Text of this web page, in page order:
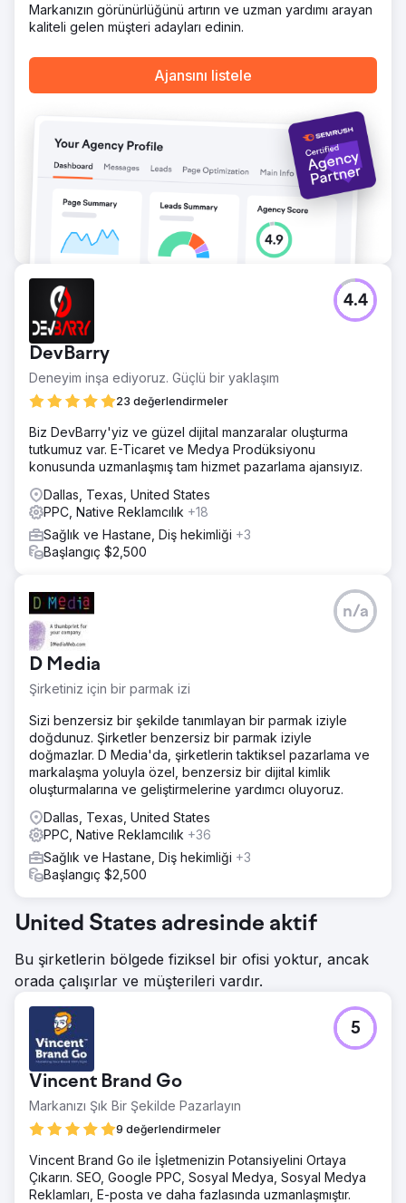
Markanızın görünürlüğünü artırın ve uzman yardımı arayan
kaliteli gelen müşteri adayları edinin.
Ajansını listele
DevBarry
Deneyim inşa ediyoruz. Güçlü bir yaklaşım
23 değerlendirmeler
4.4
Biz DevBarry'yiz ve güzel dijital manzaralar oluşturma
tutkumuz var. E-Ticaret ve Medya Prodüksiyonu
konusunda uzmanlaşmış tam hizmet pazarlama ajansıyız.
Dallas, Texas, United States
PPC, Native Reklamcılık +18
Sağlık ve Hastane, Diş hekimliği +3
Başlangıç $2,500
D Media
Şirketiniz için bir parmak izi
n/a
Sizi benzersiz bir şekilde tanımlayan bir parmak iziyle
doğdunuz. Şirketler benzersiz bir parmak iziyle
doğmazlar. D Media'da, şirketlerin taktiksel pazarlama ve
markalaşma yoluyla özel, benzersiz bir dijital kimlik
oluşturmalarına ve geliştirmelerine yardımcı oluyoruz.
Dallas, Texas, United States
PPC, Native Reklamcılık +36
Sağlık ve Hastane, Diş hekimliği +3
Başlangıç $2,500
United States adresinde aktif
Bu şirketlerin bölgede fiziksel bir ofisi yoktur, ancak
orada çalışırlar ve müşterileri vardır.
Vincent Brand Go
Markanızı Şık Bir Şekilde Pazarlayın
9 değerlendirmeler
5
Vincent Brand Go ile İşletmenizin Potansiyelini Ortaya
Çıkarın. SEO, Google PPC, Sosyal Medya, Sosyal Medya
Reklamları, E-posta ve daha fazlasında uzmanlaşmıştır.